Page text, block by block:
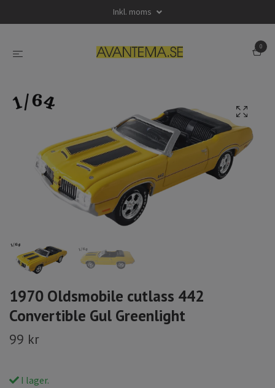
Inkl. moms
0
1970 Oldsmobile cutlass 442
Convertible Gul Greenlight
99 kr
I lager.